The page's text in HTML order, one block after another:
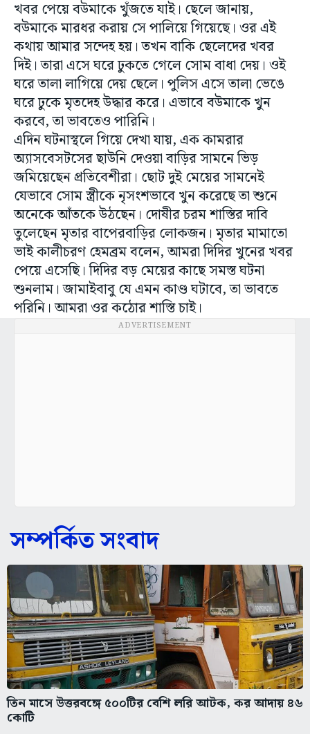
খবর পেয়ে বউমাকে খুঁজতে যাই। ছেলে জানায়,
বউমাকে মারধর করায় সে পালিয়ে গিয়েছে। ওর এই
কথায় আমার সন্দেহ হয়। তখন বাকি ছেলেদের খবর
দিই। তারা এসে ঘরে ঢুকতে গেলে সোম বাধা দেয়। ওই
ঘরে তালা লাগিয়ে দেয় ছেলে। পুলিস এসে তালা ভেঙে
ঘরে ঢুকে মৃতদেহ উদ্ধার করে। এভাবে বউমাকে খুন
করবে, তা ভাবতেও পারিনি।
এদিন ঘটনাস্থলে গিয়ে দেখা যায়, এক কামরার
অ্যাসবেসটসের ছাউনি দেওয়া বাড়ির সামনে ভিড়
জমিয়েছেন প্রতিবেশীরা। ছোট দু‌ই মেয়ের সামনেই
যেভাবে সোম স্ত্রীকে নৃসংশভাবে খুন করেছে তা শুনে
অনেকে আঁতকে উঠছেন। দোষীর চরম শাস্তির দাবি
তুলেছেন মৃতার বাপেরবাড়ির লোকজন। মৃতার মামাতো
ভাই কালীচরণ হেমব্রম বলেন, আমরা দিদির খুনের খবর
পেয়ে এসেছি। দিদির বড় মেয়ের কাছে সমস্ত ঘটনা
শুনলাম। জামাইবাবু যে এমন কাণ্ড ঘটাবে, তা ভাবতে
পরিনি। আমরা ওর কঠোর শাস্তি চাই।
ADVERTISEMENT
সম্পর্কিত সংবাদ
তিন মাসে উত্তরবঙ্গে ৫০০টির বেশি লরি আটক, কর আদায় ৪৬
কোটি